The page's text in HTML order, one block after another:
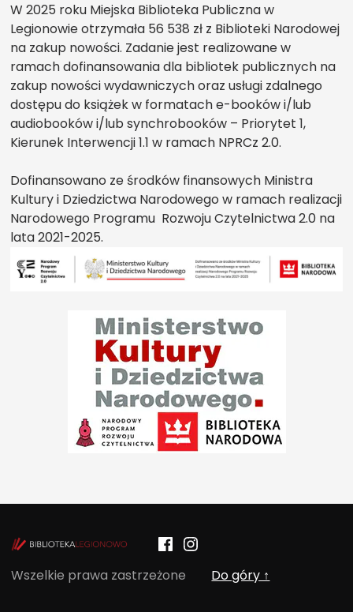
W 2025 roku Miejska Biblioteka Publiczna w
Legionowie otrzymała 56 538 zł z Biblioteki Narodowej
na zakup nowości. Zadanie jest realizowane w
ramach dofinansowania dla bibliotek publicznych na
zakup nowości wydawniczych oraz usługi zdalnego
dostępu do książek w formatach e-booków i/lub
audiobooków i/lub synchrobooków – Priorytet 1,
Kierunek Interwencji 1.1 w ramach NPRCz 2.0.
Dofinansowano ze środków finansowych Ministra
Kultury i Dziedzictwa Narodowego w ramach realizacji
Narodowego Programu Rozwoju Czytelnictwa 2.0 na
lata 2021-2025.
POCZYTALNIA – NOWE MIEJSCE NA
FacebookInstagram
Wszelkie prawa zastrzeżone Do góry ↑